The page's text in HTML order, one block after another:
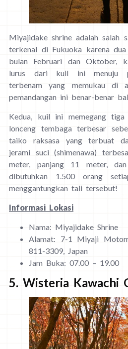
Miyajidake shrine adalah salah
terkenal di Fukuoka karena dua
bulan Februari dan Oktober,
lurus dari kuil ini menuju
terbenam yang memukau di
pemandangan ini benar-benar
Kedua, kuil ini memegang tiga
lonceng tembaga terbesar
taiko raksasa yang terbuat
jerami suci (shimenawa)
meter, panjang 11 meter,
dibutuhkan 1.500 orang
menggantungkan tali tersebut!
Informasi Lokasi
Nama: Miyajidake Shrine
Alamat: 7-1 Miyaji
811-3309, Japan
Jam Buka: 07.00 – 19.00
5. Wisteria Kawachi